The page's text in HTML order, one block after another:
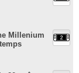
Millenium